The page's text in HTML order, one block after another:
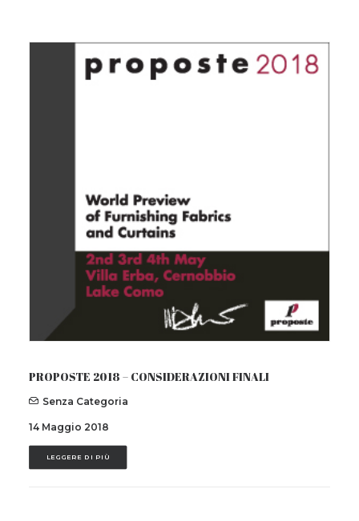
PROPOSTE 2018 – CONSIDERAZIONI FINALI
Senza Categoria
14 Maggio 2018
LEGGERE DI PIÙ